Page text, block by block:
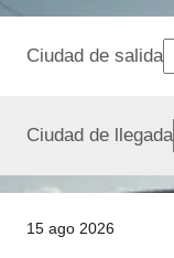
15 ago 2026
Ciudad de salida
Ciudad de llegada